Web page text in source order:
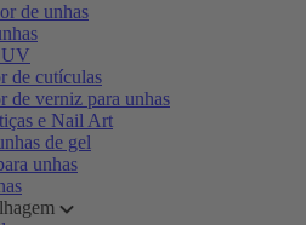
de unhas
UV
de cutículas
de verniz para unhas
e Nail Art
de gel
unhas